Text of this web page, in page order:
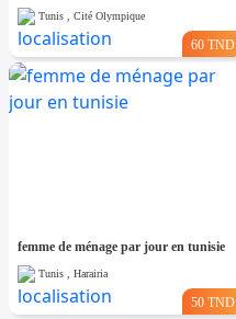
Tunis , Cité Olympique
60 TND
femme de ménage par jour en tunisie
Tunis , Harairia
50 TND